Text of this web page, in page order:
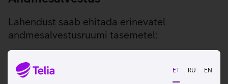
ET RU EN
Lahendust saab ehitada erinevatel
andmesalvestusruumi tasemetel:
Tier1